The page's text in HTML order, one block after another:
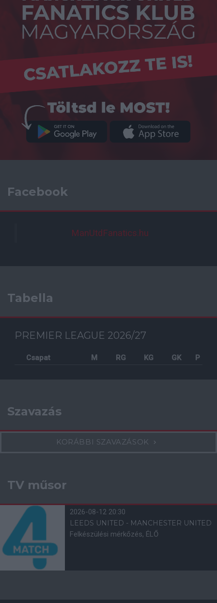
Facebook
ManUtdFanatics.hu
Tabella
PREMIER LEAGUE 2026/27
Csapat M RG KG GK P
Szavazás
KORÁBBI SZAVAZÁSOK
TV műsor
2026-08-12 20:30
LEEDS UNITED - MANCHESTER UNITED
Felkészülési mérkőzés, ÉLŐ